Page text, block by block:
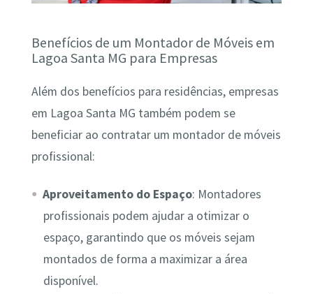
Benefícios de um Montador de Móveis em
Lagoa Santa MG para Empresas
Além dos benefícios para residências, empresas
em Lagoa Santa MG também podem se
beneficiar ao contratar um montador de móveis
profissional:
Aproveitamento do Espaço: Montadores
profissionais podem ajudar a otimizar o
espaço, garantindo que os móveis sejam
montados de forma a maximizar a área
disponível.